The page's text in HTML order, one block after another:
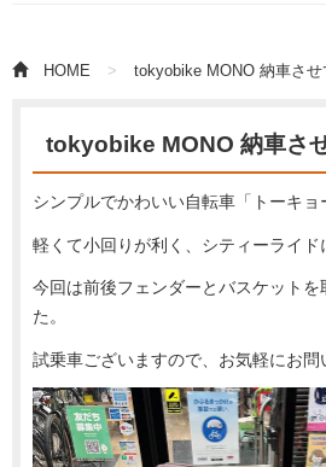
を
HOME tokyobike MONO 納車させ
tokyobike MONO 納車さ
シンプルでかわいい自転車「トーキョ
軽くて小回りが利く、シティーライド
今回は前後フェンダーとバスケットを
た。
試乗車ございますので、お気軽にお問